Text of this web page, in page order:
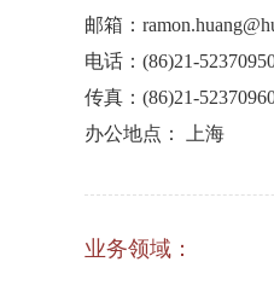
邮箱：
电话：(86)21-
传真：(86)21-
办公地点： 上海
业务领域：